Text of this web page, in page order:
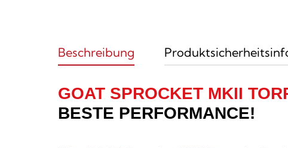
Beschreibung
GOAT SPROCKET MKII
BESTE PERFORMANCE!